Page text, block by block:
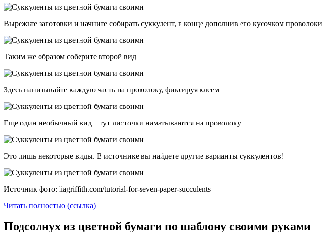
Вырежьте заготовки и начните собирать суккулент, в конце дополнив его кусочком проволоки
Таким же образом соберите второй вид
Здесь нанизывайте каждую часть на проволоку, фиксируя клеем
Еще один необычный вид – тут листочки наматываются на проволоку
Это лишь некоторые виды. В источнике вы найдете другие варианты суккулентов!
Источник фото: liagriffith.com/tutorial-for-seven-paper-succulents
Читать полностью (ссылка)
Подсолнух из цветной бумаги по шаблону своими руками